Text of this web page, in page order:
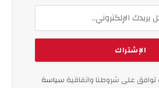
توافق على شروطنا واتفاقية سياسة